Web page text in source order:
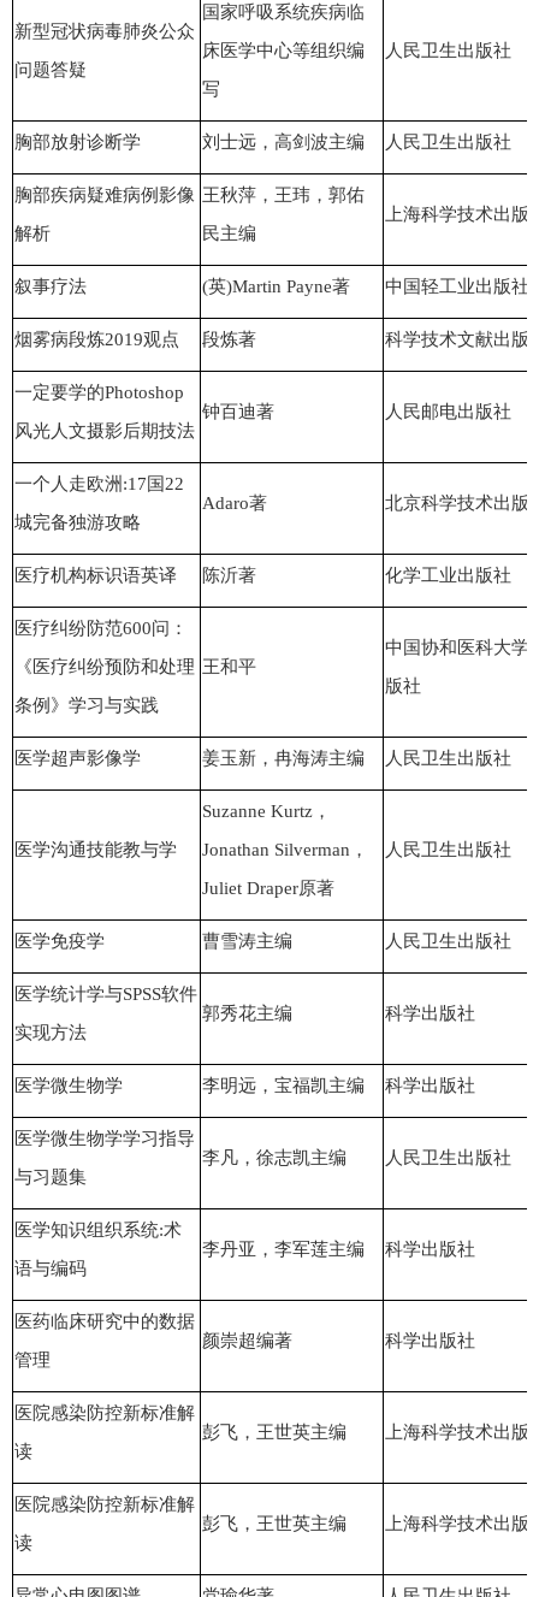
新型冠状病毒肺炎公众
问题答疑
国家呼吸系统疾病临
床医学中心等组织编
写
人民卫生出版社
胸部放射诊断学 刘士远，高剑波主编 人民卫生出版社
胸部疾病疑难病例影像
解析
王秋萍，王玮，郭佑
民主编
上海科学技术出版
叙事疗法 (英)Martin Payne著 中国轻工业出版社
烟雾病段炼2019观点 段炼著 科学技术文献出版
一定要学的Photoshop
风光人文摄影后期技法
钟百迪著 人民邮电出版社
一个人走欧洲:17国22
城完备独游攻略
Adaro著 北京科学技术出版
医疗机构标识语英译 陈沂著 化学工业出版社
医疗纠纷防范600问：
《医疗纠纷预防和处理
条例》学习与实践
王和平
中国协和医科大学
版社
医学超声影像学 姜玉新，冉海涛主编 人民卫生出版社
医学沟通技能教与学
Suzanne Kurtz，
Jonathan Silverman，
Juliet Draper原著
人民卫生出版社
医学免疫学 曹雪涛主编 人民卫生出版社
医学统计学与SPSS软件
实现方法
郭秀花主编 科学出版社
医学微生物学 李明远，宝福凯主编 科学出版社
医学微生物学学习指导
与习题集
李凡，徐志凯主编 人民卫生出版社
医学知识组织系统:术
语与编码
李丹亚，李军莲主编 科学出版社
医药临床研究中的数据
管理
颜崇超编著 科学出版社
医院感染防控新标准解
读
彭飞，王世英主编 上海科学技术出版
医院感染防控新标准解
读
彭飞，王世英主编 上海科学技术出版